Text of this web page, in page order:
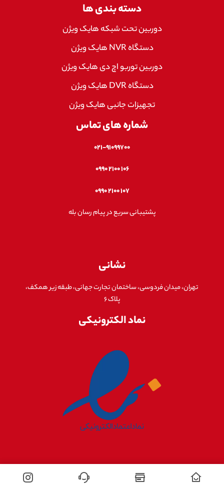
دسته بندی ها
دوربین تحت شبکه هایک ویژن
دستگاه NVR هایک ویژن
دوربین توربو اچ دی هایک ویژن
دستگاه DVR هایک ویژن
تجهیزات جانبی هایک ویژن
شماره های تماس
۰۲۱-۹۱۰۹۹۷۰۰
۱۰۶ ۲۱۰۰ ۰۹۹۰
۱۰۷ ۲۱۰۰ ۰۹۹۰
پشتیبانی سریع در پیام رسان بله
نشانی
تهران، میدان فردوسی، ساختمان تجارت جهانی، طبقه زیر همکف،
پلاک ۶
نماد الکترونیکی
تمامی حقوق این وبسایت برای هایک ویژن مارکت محفوظ است.